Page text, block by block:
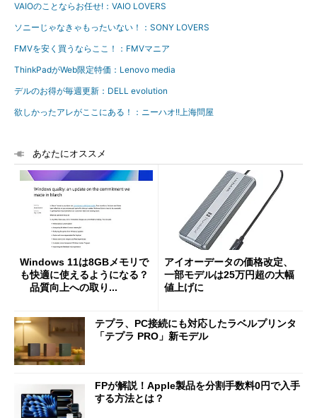
VAIOのことならお任せ!：VAIO LOVERS
ソニーじゃなきゃもったいない！：SONY LOVERS
FMVを安く買うならここ！：FMVマニア
ThinkPadがWeb限定特価：Lenovo media
デルのお得が毎週更新：DELL evolution
欲しかったアレがここにある！：ニーハオ!!上海問屋
あなたにオススメ
Windows 11は8GBメモリで
も快適に使えるようになる？
品質向上への取り...
アイオーデータの価格改定、
一部モデルは25万円超の大幅
値上げに
テプラ、PC接続にも対応したラベルプリンタ
「テプラ PRO」新モデル
FPが解説！Apple製品を分割手数料0円で入手
する方法とは？